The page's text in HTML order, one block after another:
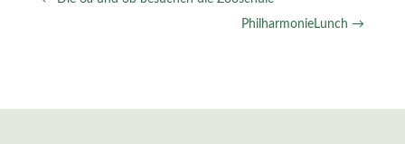
PhilharmonieLunch →